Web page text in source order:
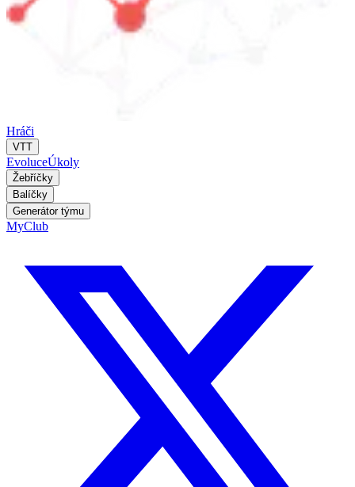
Hráči
VTT
EvoluceÚkoly
Žebříčky
Balíčky
Generátor týmu
MyClub